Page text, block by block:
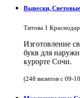
Вывески,
Титова 1
Изготовление
букв для
курорте Сочи.
(248 визитов с 09-